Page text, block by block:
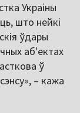
Украіны
што нейкі
ўдары
аб'ектах
ў
– кажа